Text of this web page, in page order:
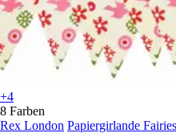
+4
8 Farben
Rex London Papiergirlande